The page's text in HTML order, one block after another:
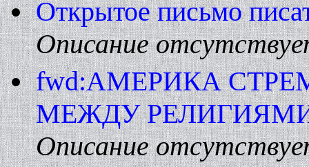
Открытое письмо
Описание
fwd:АМЕРИКА
МЕЖДУ
Описание